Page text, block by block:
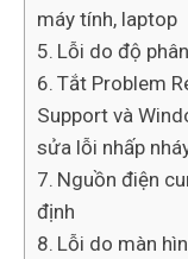
máy tính, laptop
Lỗi do độ
Tắt Problem
Support và
sửa lỗi nhấp
Nguồn điện
định
Lỗi do màn